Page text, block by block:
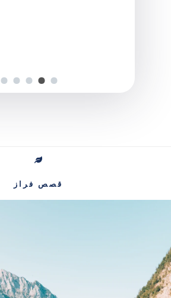
قصص فراز